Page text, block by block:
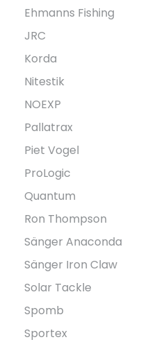
Ehmanns Fishing
JRC
Korda
Nitestik
NOEXP
Pallatrax
Piet Vogel
ProLogic
Quantum
Ron Thompson
Sänger Anaconda
Sänger Iron Claw
Solar Tackle
Spomb
Sportex